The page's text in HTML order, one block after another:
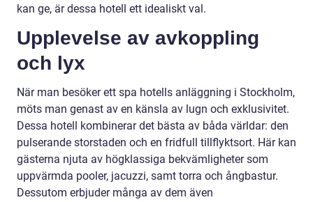
kan ge, är dessa hotell ett idealiskt val.
Upplevelse av avkoppling
och lyx
När man besöker ett spa hotells anläggning i Stockholm,
möts man genast av en känsla av lugn och exklusivitet.
Dessa hotell kombinerar det bästa av båda världar: den
pulserande storstaden och en fridfull tillflyktsort. Här kan
gästerna njuta av högklassiga bekvämligheter som
uppvärmda pooler, jacuzzi, samt torra och ångbastur.
Dessutom erbjuder många av dem även